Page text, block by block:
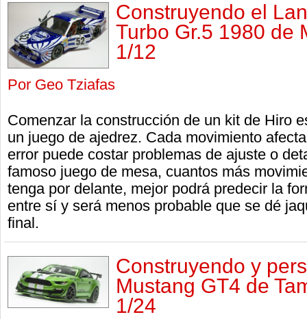
Construyendo el
Turbo Gr.5 1980 de
1/12
Por Geo Tziafas
Comenzar la construcción de un kit de Hiro
un juego de ajedrez. Cada movimiento
error puede costar problemas de ajuste o
famoso juego de mesa, cuantos más
tenga por delante, mejor podrá predecir la
entre sí y será menos probable que se dé
final.
Construyendo y
Mustang GT4 de
1/24